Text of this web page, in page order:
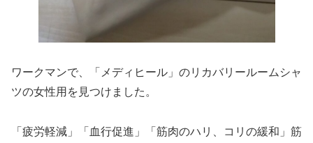
ワークマンで、「メディヒール」のリカバリールームシャ
ツの女性用を見つけました。
「疲労軽減」「血行促進」「筋肉のハリ、コリの緩和」筋